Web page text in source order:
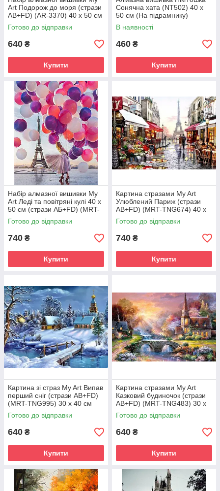
Art Подорож до моря (стрази
AB+FD) (AR-3370) 40 х 50 см
(На підрамнику)
Готово до відправки
640 ₴
Купити
Сонячна хата (NT502) 40 х
50 см (На підрамнику)
В наявності
460 ₴
Купити
Набір алмазної вишивки My
Art Леді та повітряні кулі 40 х
50 см (стрази АБ+FD) (MRT-
TNG1158) 40 х 50 см (На
підрамнику)
Готово до відправки
740 ₴
Купити
Картина стразами My Art
Улюблений Париж (стрази
AB+FD) (MRT-TNG674) 40 х
50 см (На підрамнику)
Готово до відправки
740 ₴
Купити
Картина зі страз My Art Випав
перший сніг (стрази AB+FD)
(MRT-TNG995) 30 х 40 см
(На підрамнику)
Готово до відправки
640 ₴
Купити
Картина стразами My Art
Казковий будиночок (стрази
AB+FD) (MRT-TNG483) 30 х
40 см (На підрамнику)
Готово до відправки
640 ₴
Купити